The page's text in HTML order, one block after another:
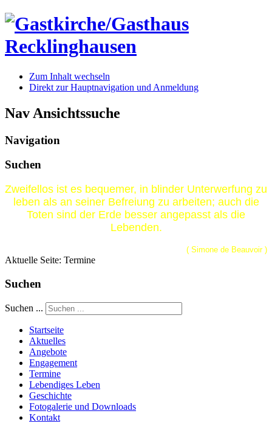
Zum Inhalt wechseln
Direkt zur Hauptnavigation und Anmeldung
Nav Ansichtssuche
Navigation
Suchen
Zweifellos ist es bequemer, in blinder Unterwerfung zu
leben als an seiner Befreiung zu arbeiten; auch die
Toten sind der Erde besser angepasst als die
Lebenden.
( Simone de Beauvoir )
Aktuelle Seite: Termine
Suchen
Suchen ...
Startseite
Aktuelles
Angebote
Engagement
Termine
Lebendiges Leben
Geschichte
Fotogalerie und Downloads
Kontakt